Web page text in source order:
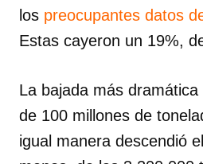
los preocupantes datos
Estas cayeron un 19%,
La bajada más
de 100 millones de
igual manera descendió